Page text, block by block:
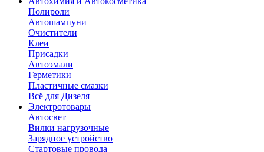
Полироли
Автошампуни
Очистители
Клеи
Присадки
Автоэмали
Герметики
Пластичные смазки
Всё для Дизеля
Электротовары
Автосвет
Вилки нагрузочные
Зарядное устройство
Стартовые провода